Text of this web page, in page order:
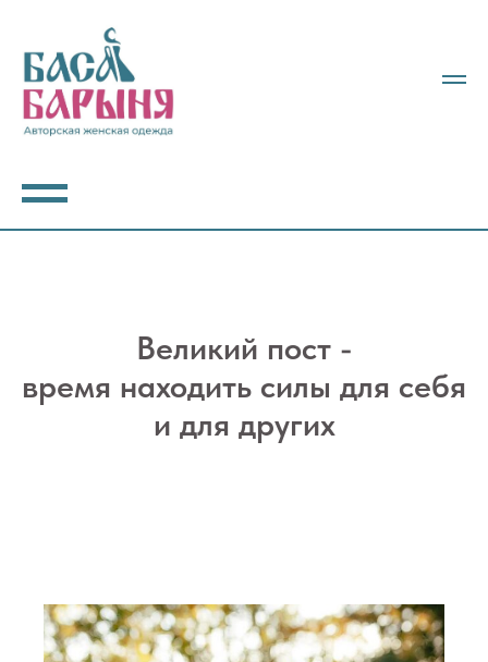
Великий пост -
время находить силы для себя
и для других